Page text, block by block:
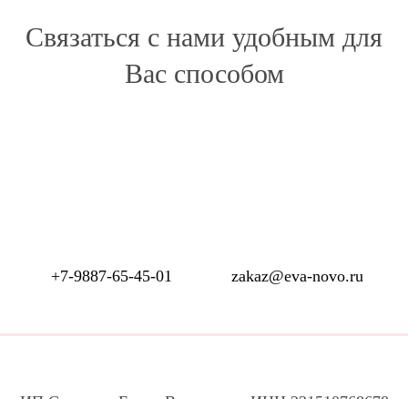
Связаться с нами удобным для
Вас способом
+7-9887-65-45-01 zakaz@eva-novo.ru